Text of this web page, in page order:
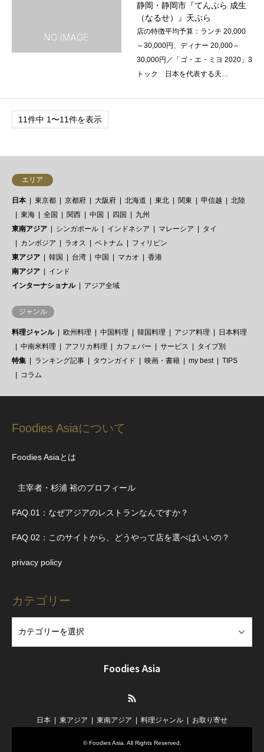
静岡・静岡市『てんぷら 成生
（なるせ）』天ぷら
店の特徴平均予算：ランチ 20,000
～30,000円、ディナー 20,000～
30,000円／「ゴ・エ・ミヨ 2020」3
トック 日本を代表する天…
11件中 1〜11件を表示
エリア
日本 東京都 京都府 大阪府 北海道 東北 関東 甲信越
北陸
東海
全国 関西 中国 四国
九州
東南アジア
シンガポール インドネシア マレーシア
タイ
カンボジア
ラオス ベトナム
フィリピン
東アジア
韓国 台湾 中国 マカオ
香港
南アジア
インド
インターナショナル
アジア全域
ジャンル
料理ジャンル 欧州料理 中国料理 韓国料理 アジア料理
日本料理
中南米料理
アフリカ料理 カフェバー サービス
タイプ別
特集
ランキング記事 タウンガイド 映画・書籍 my best
TIPS
コラム
Foodies Asiaについて
Foodies Asiaとは
主宰者・杉浦 裕のプロフィール
FAQ.01：なぜアジアのレストランなんですか？
FAQ.02：このサイトから、どうやって店を選べばいいの？
privacy policy
カテゴリー
Foodies Asia
日本 東アジア 東南アジア 料理ジャンル お取り寄せ
©Foodies Asia. All Rights Reserved.